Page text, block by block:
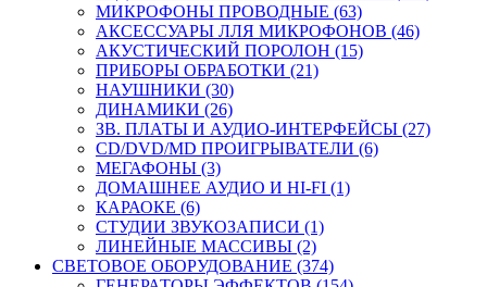
МИКРОФОНЫ ПРОВОДНЫЕ (63)
АКСЕССУАРЫ ЛЛЯ МИКРОФОНОВ (46)
АКУСТИЧЕСКИЙ ПОРОЛОН (15)
ПРИБОРЫ ОБРАБОТКИ (21)
НАУШНИКИ (30)
ДИНАМИКИ (26)
ЗВ. ПЛАТЫ И АУДИО-ИНТЕРФЕЙСЫ (27)
CD/DVD/MD ПРОИГРЫВАТЕЛИ (6)
МЕГАФОНЫ (3)
ДОМАШНЕЕ АУДИО И HI-FI (1)
КАРАОКЕ (6)
СТУДИИ ЗВУКОЗАПИСИ (1)
ЛИНЕЙНЫЕ МАССИВЫ (2)
СВЕТОВОЕ ОБОРУДОВАНИЕ (374)